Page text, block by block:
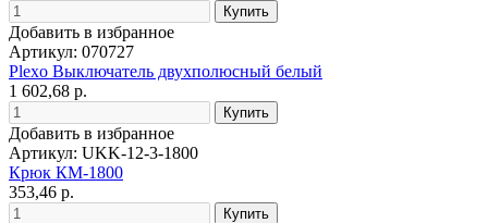
Добавить в избранное
Артикул: 070727
Plexo Выключатель двухполюсный белый
1 602,68 р.
Добавить в избранное
Артикул: UKK-12-3-1800
Крюк КМ-1800
353,46 р.